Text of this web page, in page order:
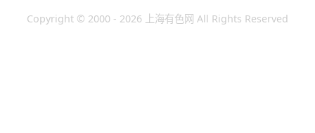
Copyright © 2000 - 2026 上海有色网 All Rights Reserved